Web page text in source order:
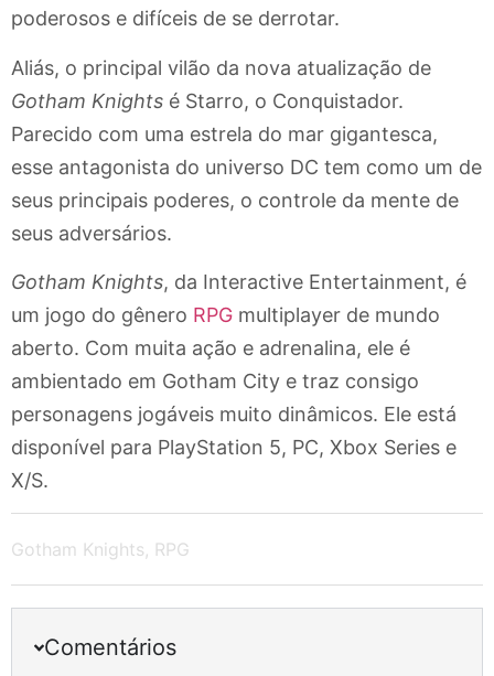
poderosos e difíceis de se derrotar.
Aliás, o principal vilão da nova atualização de
Gotham Knights é Starro, o Conquistador.
Parecido com uma estrela do mar gigantesca,
esse antagonista do universo DC tem como um de
seus principais poderes, o controle da mente de
seus adversários.
Gotham Knights, da Interactive Entertainment, é
um jogo do gênero RPG multiplayer de mundo
aberto. Com muita ação e adrenalina, ele é
ambientado em Gotham City e traz consigo
personagens jogáveis muito dinâmicos. Ele está
disponível para PlayStation 5, PC, Xbox Series e
X/S.
Gotham Knights, RPG
Comentários